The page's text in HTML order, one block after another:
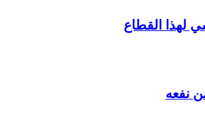
لهذا القطاع
نفعه